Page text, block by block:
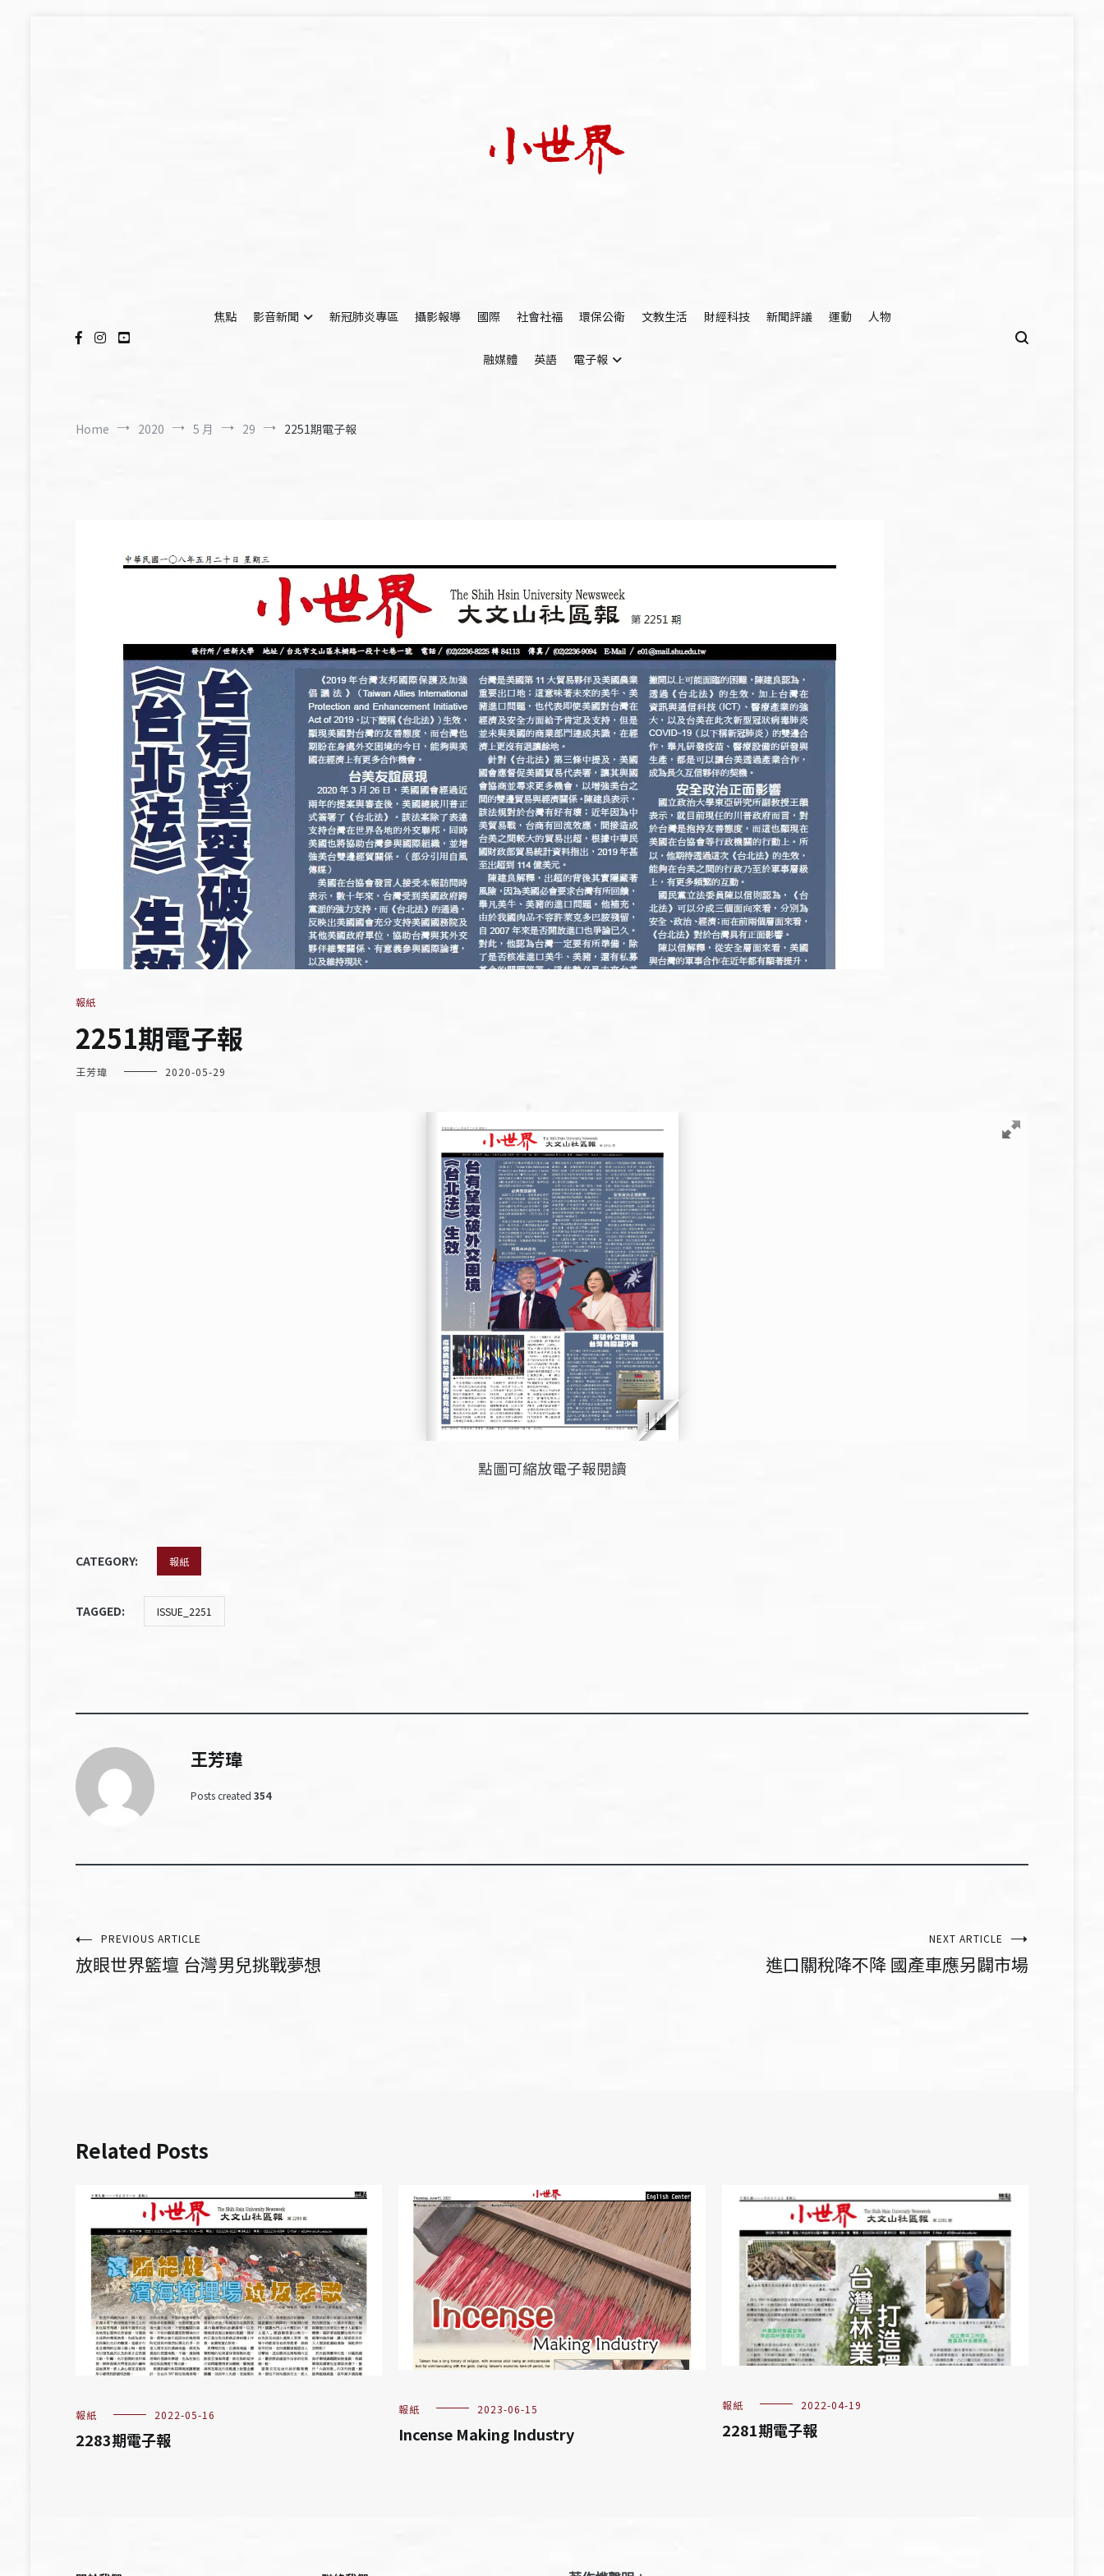
焦點
影音新聞 新冠肺炎專區 攝影報導 國際 社會社福 環保公衛 文教生活 財經科技 新聞評議 運動 人物
融媒體 英語 電子報
Home 2020 5 月 29 2251期電子報
報紙
2251期電子報
王芳瑋 2020-05-29
點圖可縮放電子報閱讀
CATEGORY: 報紙
TAGGED: ISSUE_2251
王芳瑋
Posts created 354
文PREVIOUS ARTICLE
放眼世界籃壇 台灣男兒挑戰夢想
NEXT ARTICLE
進口關稅降不降 國產車應另闢市場
Related Posts
報紙 2022-05-16
2283期電子報
報紙 2023-06-15
Incense Making Industry
報紙 2022-04-19
2281期電子報